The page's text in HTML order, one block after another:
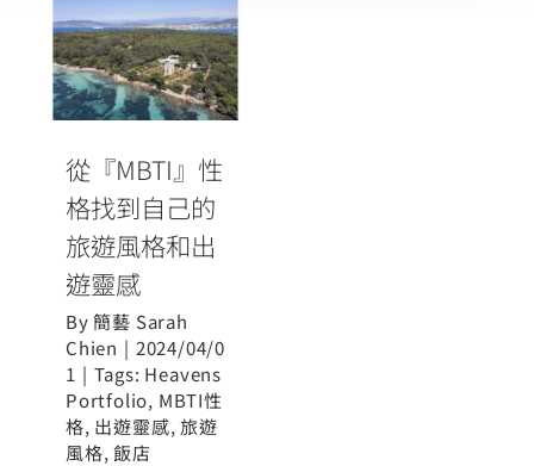
從『MBTI』性
格找到自己的
旅遊風格和出
從『MBTI』性
格找到自己的
旅遊風格和出
遊靈感
By簡藝 Sarah
Chien | 2024/04/0
1 | Tags: Heavens
Portfolio, MBTI性
格, 出遊靈感,旅遊
風格,飯店